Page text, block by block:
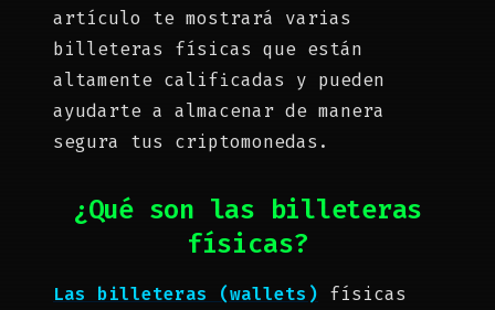
artículo te mostrará varias
billeteras físicas que están
altamente calificadas y pueden
ayudarte a almacenar de manera
segura tus criptomonedas.
¿Qué son las billeteras
físicas?
Las billeteras (wallets) físicas